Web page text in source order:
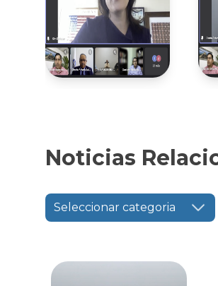
Noticias
Seleccionar categoria